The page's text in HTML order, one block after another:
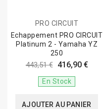
PRO CIRCUIT
Echappement PRO CIRCUIT
Platinum 2 - Yamaha YZ
250
443,51 € 416,90 €
En Stock
AJOUTER AU PANIER